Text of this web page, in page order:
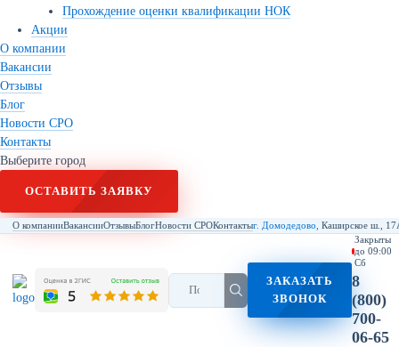
Прохождение оценки квалификации НОК
Акции
О компании
Вакансии
Отзывы
Блог
Новости СРО
Контакты
Выберите город
ОСТАВИТЬ ЗАЯВКУ
О компанииВакансииОтзывыБлогНовости СРОКонтактыг. Домодедово, Каширское ш.,
ЗАКАЗАТЬ
ЗВОНОК
Закрыты
до 09:00
Сб
8
(800)
700-
06-65